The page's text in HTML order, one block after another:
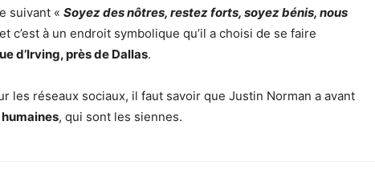
suivant « Soyez des nôtres, restez forts, soyez bénis, nous
c’est à un endroit symbolique qu’il a choisi de se faire
d’Irving, près de Dallas.
les réseaux sociaux, il faut savoir que Justin Norman a avant
, qui sont les siennes.